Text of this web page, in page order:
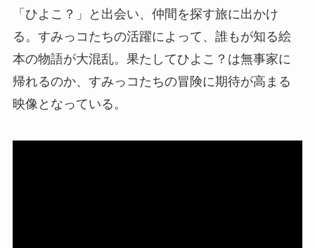
「ひよこ？」と出会い、仲間を探す旅に出かけ
る。すみっコたちの活躍によって、誰もが知る絵
本の物語が大混乱。果たしてひよこ？は無事家に
帰れるのか、すみっコたちの冒険に期待が高まる
映像となっている。